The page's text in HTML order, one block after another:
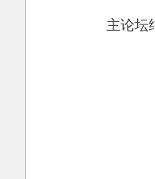
主论坛